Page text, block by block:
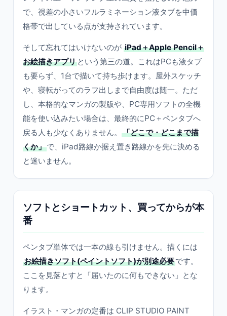
で、視差の小さいフルラミネーション液タブを中価
格帯で出している点が支持されています。
そして忘れてはいけないのが iPad＋Apple Pencil＋
お絵描きアプリ という第三の道。これはPCも液タブ
も要らず、1台で描いて持ち歩けます。屋外スケッチ
や、寝転がってのラフ出しまで自由度は随一。ただ
し、本格的なマンガの製版や、PC専用ソフトの全機
能を使い込みたい場合は、最終的にPC＋ペンタブへ
戻る人も少なくありません。
「どこで・どこまで描
くか」で、iPad路線か据え置き路線かを先に決める
と迷いません。
ソフトとショートカット、買ってからが本
番
ペンタブ単体では一本の線も引けません。描くには
お絵描きソフト(ペイントソフト)が別途必要です。
ここを見落とすと「届いたのに何もできない」とな
ります。
イラスト・マンガの定番は CLIP STUDIO PAINT